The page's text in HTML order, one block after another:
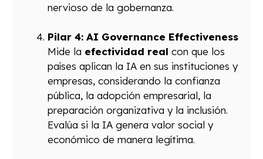
nervioso de la gobernanza.
Pilar 4: AI Governance Effectiveness
Mide la efectividad real con que los
países aplican la IA en sus instituciones y
empresas, considerando la confianza
pública, la adopción empresarial, la
preparación organizativa y la inclusión.
Evalúa si la IA genera valor social y
económico de manera legítima.